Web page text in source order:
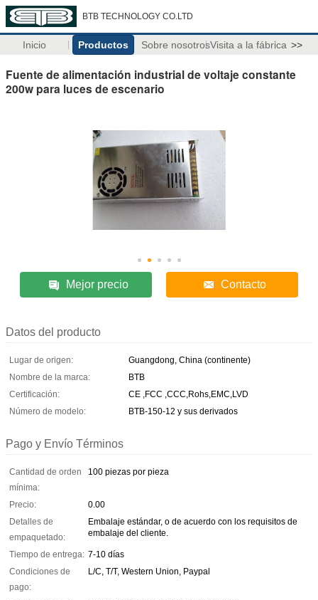
BTB TECHNOLOGY CO.LTD
Inicio Productos Sobre nosotrosVisita a la fábrica >>
Fuente de alimentación industrial de voltaje constante
200w para luces de escenario
Mejor precio Contacto
Datos del producto
Lugar de origen:
Guangdong, China (continente)
Nombre de la marca:
BTB
Certificación:
CE ,FCC ,CCC,Rohs,EMC,LVD
Número de modelo:
BTB-150-12 y sus derivados
Pago y Envío Términos
Cantidad de orden
mínima:
100 piezas por pieza
Precio:
0.00
Detalles de
empaquetado:
Embalaje estándar, o de acuerdo con los requisitos de
embalaje del cliente.
Tiempo de entrega: 7-10 días
Condiciones de
pago:
L/C, T/T, Western Union, Paypal